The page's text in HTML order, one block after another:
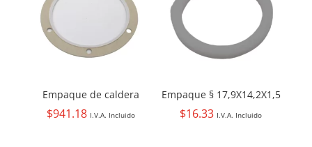
Empaque de caldera
$941.18 I.V.A. Incluido
Empaque § 17,9X14,2X1,5
$16.33 I.V.A. Incluido